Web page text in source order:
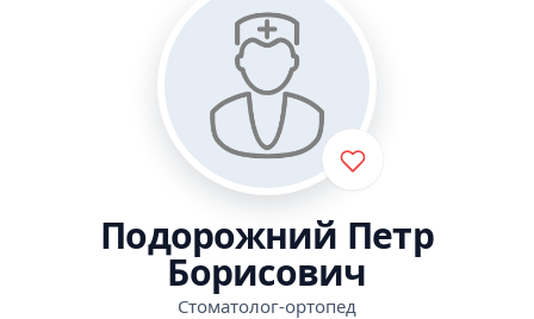
Подорожний Петр
Борисович
Стоматолог-ортопед